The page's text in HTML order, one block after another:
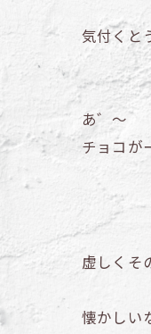
気付くと
あ゛～
チョコが
虚しくそ
懐かしい